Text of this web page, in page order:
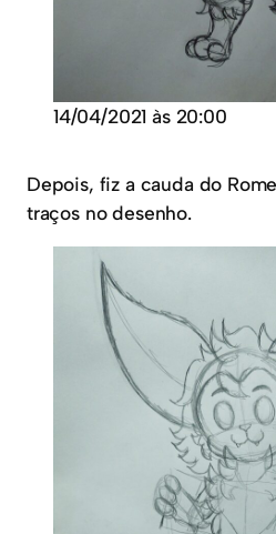
14/04/2021 às 20:00
Depois, fiz a cauda do
traços no desenho.